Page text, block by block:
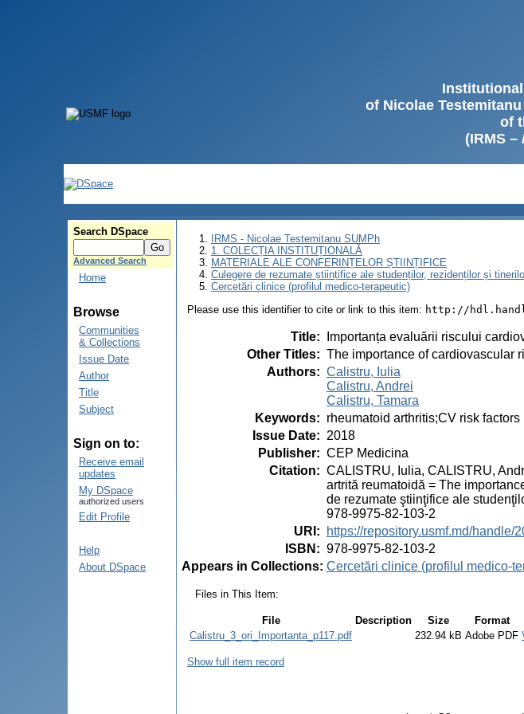
of Nicolae
of
(IRMS –
Search DSpace
Advanced Search
Home
Browse
Communities
& Collections
Issue Date
Author
Title
Subject
Sign on to:
Receive email
updates
My DSpace
authorized users
Edit Profile
Help
About DSpace
IRMS - Nicolae Testemitanu SUMPh
1. COLECȚIA INSTITUȚIONALĂ
MATERIALE ALE CONFERINȚELOR ȘTIINȚIFICE
Culegere de rezumate științifice ale studenților, rezidenților și
Cercetări clinice (profilul medico-terapeutic)
Please use this identifier to cite or link to this item: http://
Title:
Importanța evaluării riscului
Other Titles: The importance of cardiovascular
Authors: Calistru, Iulia
Calistru, Andrei
Calistru, Tamara
Keywords: rheumatoid arthritis;CV risk factors
Issue Date: 2018
Publisher: CEP Medicina
Citation: CALISTRU, Iulia, CALISTRU,
artrită reumatoidă = The
de rezumate ştiinţifice ale
978-9975-82-103-2
URI :
https://repository.usmf.md/handle/
ISBN : 978-9975-82-103-2
Appears in Collections: Cercetări clinice (profilul medico-
Files in This Item:
File Description Size
Format
Calistru_3_ori_Importanta_p117.pdf
232.94 kB Adobe PDF
Show full item record